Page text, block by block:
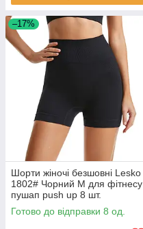
–17%
Шорти жіночі безшовні Lesko
1802# Чорний M для фітнесу
пушап push up 8 шт.
Готово до відправки 8 од.